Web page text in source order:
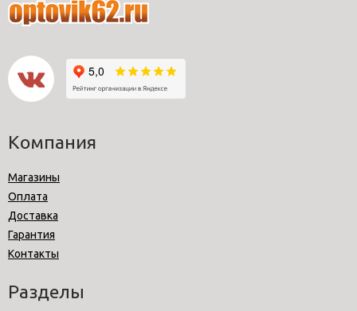
Компания
Магазины
Оплата
Доставка
Гарантия
Контакты
Разделы